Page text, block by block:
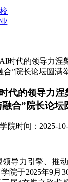
时代的领导力
合”院长论坛圆满
代的领导力
合”院长论坛
院时间：2025-
导力引擎、推
院于2025年9月